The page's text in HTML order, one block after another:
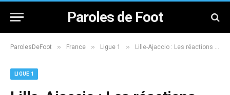
Paroles de Foot
ParolesDeFoot » France » Ligue 1 » Lille-Ajaccio : Les réactions d’après-match
LIGUE 1